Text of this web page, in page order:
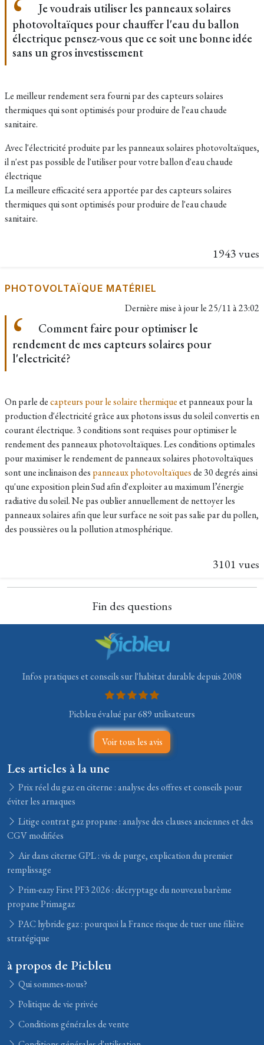
Je voudrais utiliser les panneaux solaires
photovoltaïques pour chauffer l'eau du ballon
électrique pensez-vous que ce soit une bonne idée
sans un gros investissement
Le meilleur rendement sera fourni par des capteurs solaires
thermiques qui sont optimisés pour produire de l'eau chaude
sanitaire.
Avec l'électricité produite par les panneaux solaires photovoltaïques,
il n'est pas possible de l'utiliser pour votre ballon d'eau chaude
électrique
La meilleure efficacité sera apportée par des capteurs solaires
thermiques qui sont optimisés pour produire de l'eau chaude
sanitaire.
1943 vues
PHOTOVOLTAÏQUE MATÉRIEL
Dernière mise à jour le25/11 à 23:02
Comment faire pour optimiser le
rendement de mes capteurs solaires pour
l'electricité?
On parle decapteurs pour le solaire thermiqueet panneaux pour la
production d'électricité grâce aux photons issus du soleil convertis en
courant électrique. 3 conditions sont requises pour optimiser le
rendement des panneaux photovoltaïques. Les conditions optimales
pour maximiser le rendement de panneaux solaires photovoltaïques
sont une inclinaison des panneaux photovoltaïquesde 30 degrés ainsi
qu'une exposition plein Sud afin d'exploiter au maximum l’énergie
radiative du soleil. Ne pas oublier annuellement de nettoyer les
panneaux solaires afin que leur surface ne soit pas salie par du pollen,
des poussières ou la pollution atmosphérique.
3101 vues
Fin des questions
Infos pratiques et conseils sur l'habitat durable depuis 2008
Picbleu évalué par 689 utilisateurs
Voir tous les avis
Les articles à la une
Prix réel du gaz en citerne : analyse des offres et conseils pour
éviter les arnaques
Litige contrat gaz propane : analyse des clauses anciennes et des
CGV modifiées
Air dans citerne GPL : vis de purge, explication du premier
remplissage
Prim-eazy First PF3 2026 : décryptage du nouveau barème
propane Primagaz
PAC hybride gaz : pourquoi la France risque de tuer une filière
stratégique
à propos de Picbleu
Qui sommes-nous?
Politique de vie privée
Conditions générales de vente